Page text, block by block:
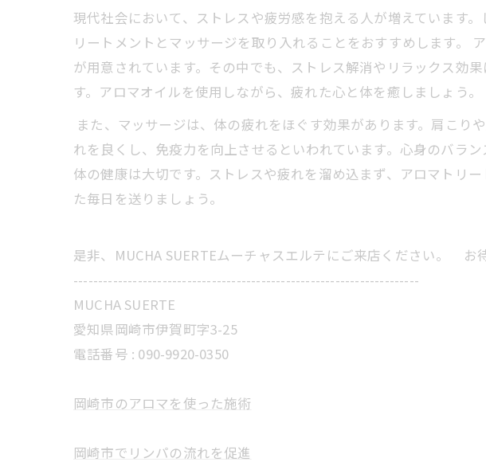
現代社会において、ストレスや疲労感を抱える人が増えています
リートメントとマッサージを取り入れることをおすすめします。
が用意されています。その中でも、ストレス解消やリラックス効
す。アロマオイルを使用しながら、疲れた心と体を癒しましょう。
また、マッサージは、体の疲れをほぐす効果があります。肩こり
れを良くし、免疫力を向上させるといわれています。心身のバラ
体の健康は大切です。ストレスや疲れを溜め込まず、アロマトリ
た毎日を送りましょう。
是非、MUCHA SUERTEムーチャスエルテにご来店ください。 お
----------------------------------------------------------------------
MUCHA SUERTE
愛知県岡崎市伊賀町字3-25
電話番号 : 090-9920-0350
岡崎市のアロマを使った施術
岡崎市でリンパの流れを促進